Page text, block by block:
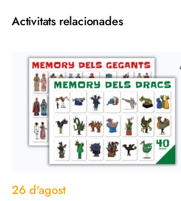
Activitats relacionades
26 d'agost